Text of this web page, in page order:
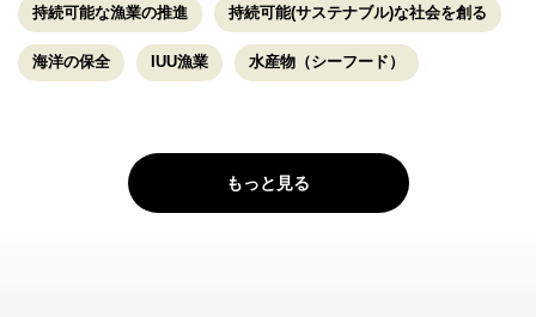
持続可能な漁業の推進 持続可能(サステナブル)な社会を創る
海洋の保全 IUU漁業 水産物（シーフード）
もっと見る